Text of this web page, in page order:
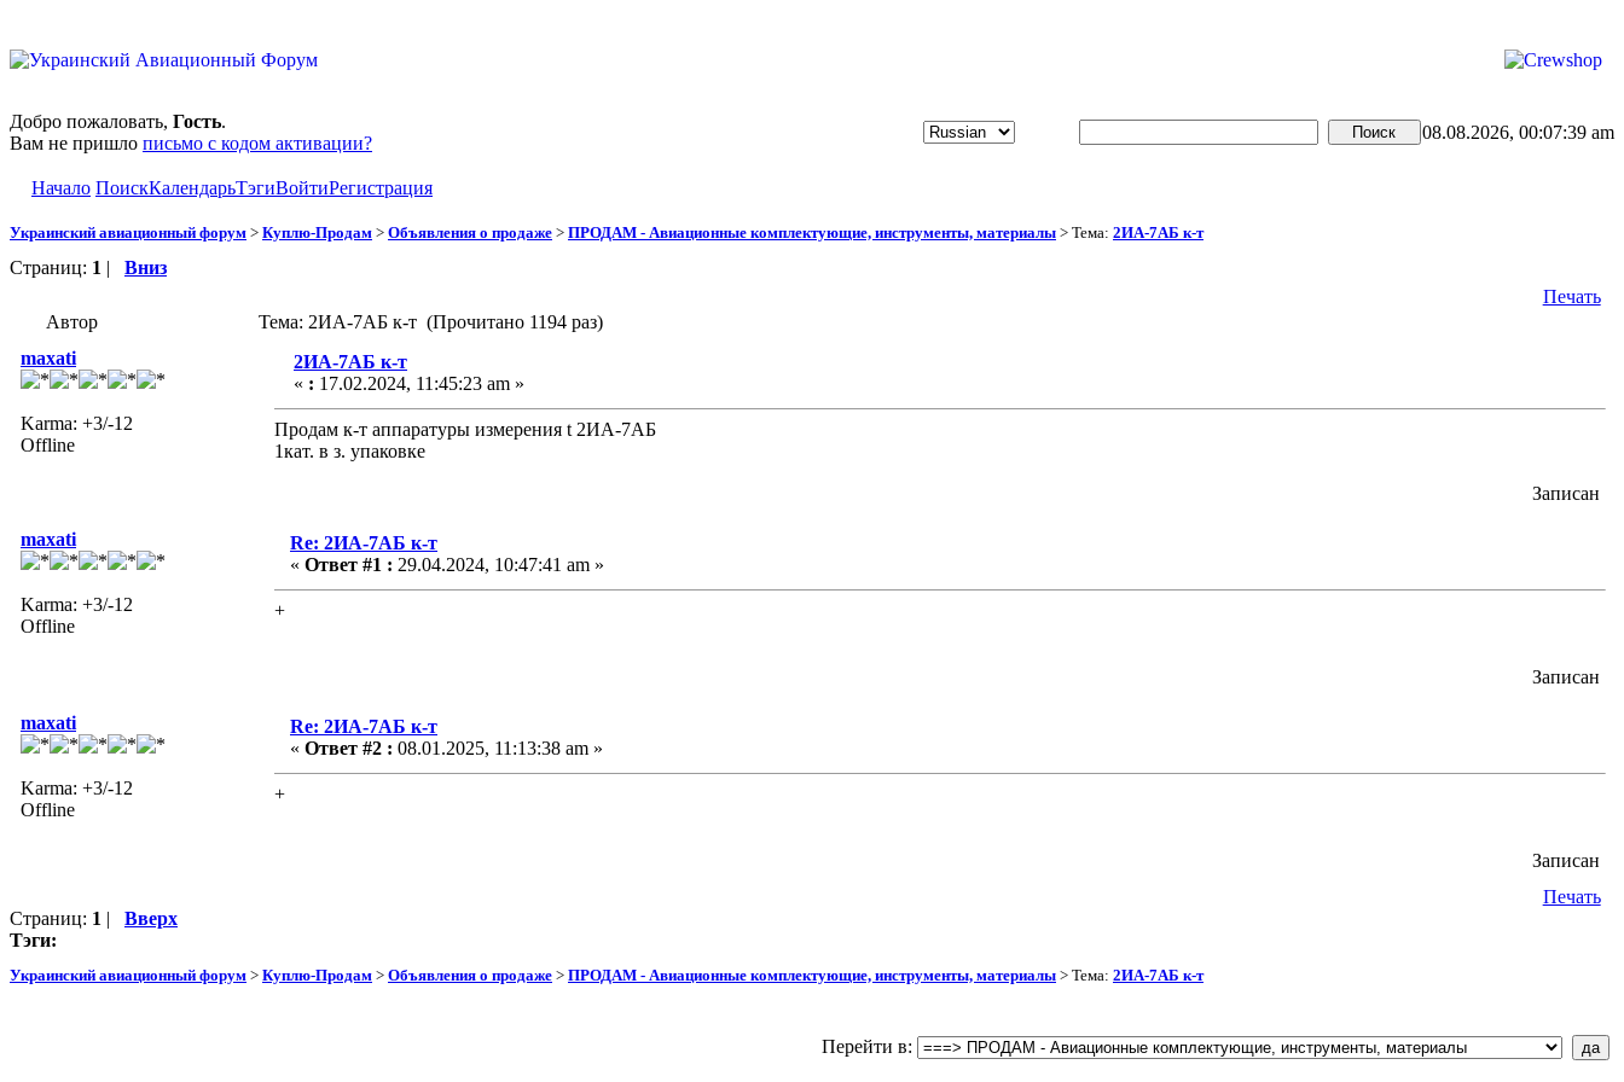
Добро пожаловать, Гость.
Вам не пришло письмо с кодом активации?
08.08.2026, 00:07:39 am
Начало ПоискКалендарьТэгиВойтиРегистрация
Украинский авиационный форум > Куплю-Продам > Объявления о продаже > ПРОДАМ - Авиационные комплектующие, инструменты, материалы > Тема: 2ИА-7АБ к-т
Страниц: 1 | Вниз
Печать
Автор
Тема: 2ИА-7АБ к-т (Прочитано 1194 раз)
maxati
Karma: +3/-12
Offline
2ИА-7АБ к-т
« : 17.02.2024, 11:45:23 am »
Продам к-т аппаратуры измерения t 2ИА-7АБ
1кат. в з. упаковке
Записан
maxati
Karma: +3/-12
Offline
Re: 2ИА-7АБ к-т
« Ответ #1 : 29.04.2024, 10:47:41 am »
+
Записан
maxati
Karma: +3/-12
Offline
Re: 2ИА-7АБ к-т
« Ответ #2 : 08.01.2025, 11:13:38 am »
+
Записан
Печать
Страниц: 1 | Вверх
Тэги:
Украинский авиационный форум > Куплю-Продам > Объявления о продаже > ПРОДАМ - Авиационные комплектующие, инструменты, материалы > Тема: 2ИА-7АБ к-т
Перейти в: